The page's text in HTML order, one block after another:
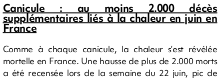
Canicule : au moins 2.000 décès
supplémentaires liés à la chaleur en juin en
France
Comme à chaque canicule, la chaleur s’est révélée
mortelle en France. Une hausse de plus de 2.000 morts
a été recensée lors de la semaine du 22 juin, pic de